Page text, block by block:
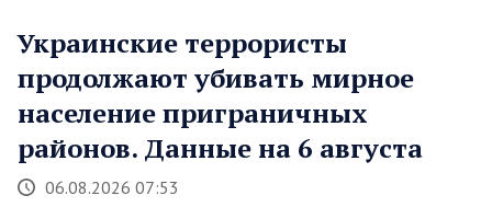
Украинские террористы
продолжают убивать мирное
население приграничных
районов. Данные на 6 августа
06.08.2026 07:53